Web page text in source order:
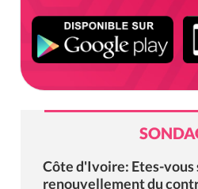
Côte d'Ivoire: Etes-vous
renouvellement du